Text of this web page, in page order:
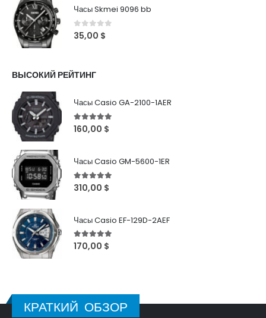
Часы Skmei 9096 bb
0out of 5
35,00 $
ВЫСОКИЙ РЕЙТИНГ
Часы Casio GA-2100-1AER
5out of 5
160,00 $
Часы Casio GM-5600-1ER
5out of 5
310,00 $
Часы Casio EF-129D-2AEF
5out of 5
170,00 $
КРАТКИЙ ОБЗОР